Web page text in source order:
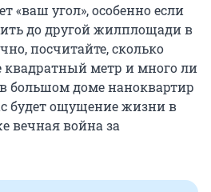
«ваш угол», особенно если
до другой жилплощади в
посчитайте, сколько
квадратный метр и много ли
большом доме наноквартир
будет ощущение жизни в
вечная война за